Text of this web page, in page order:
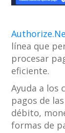
línea que
procesar
eficiente.
Ayuda a los
pagos de
débito,
formas de